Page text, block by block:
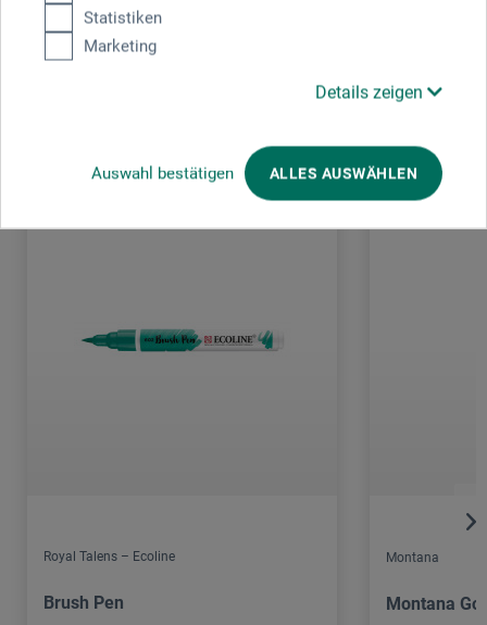
Statistiken
Marketing
Details zeigen
Auswahl bestätigen ALLES AUSWÄHLEN
Kunden kauften auch
Royal Talens – Ecoline
Brush Pen
Montana
Montana